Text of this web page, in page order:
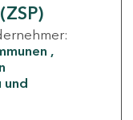
und